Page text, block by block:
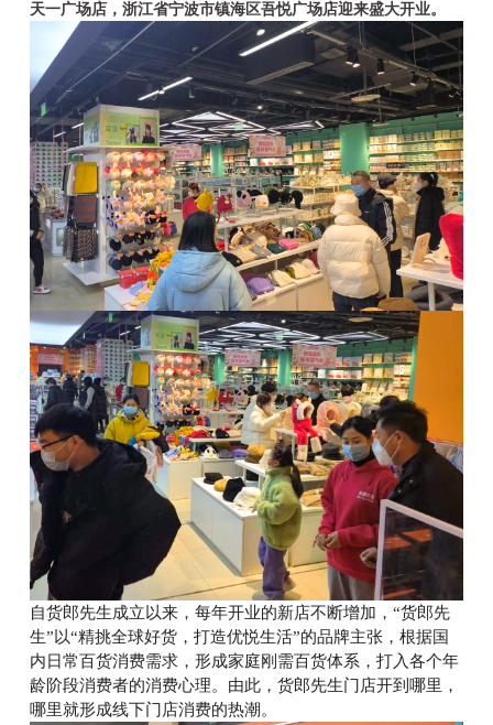
天一广场店， 浙江省宁波市镇海区吾悦广场店迎来盛大开业。
自货郎先生成立以来，每年开业的新店不断增加，“货郎先
生”以“精挑全球好货，打造优悦生活”的品牌主张，根据国
内日常百货消费需求，形成家庭刚需百货体系，打入各个年
龄阶段消费者的消费心理。由此，货郎先生门店开到哪里，
哪里就形成线下门店消费的热潮。